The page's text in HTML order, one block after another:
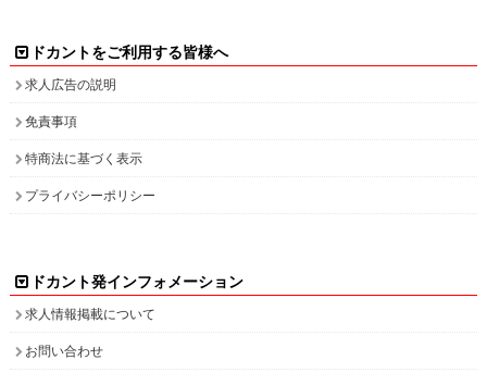
ドカントをご利用する皆様へ
求人広告の説明
免責事項
特商法に基づく表示
プライバシーポリシー
ドカント発インフォメーション
求人情報掲載について
お問い合わせ